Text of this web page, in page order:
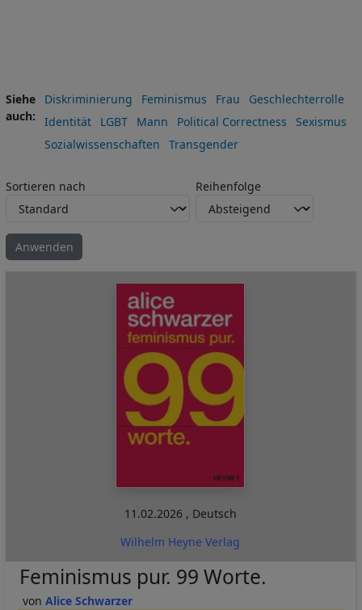
Siehe
auch
Diskriminierung Feminismus Frau
Geschlechterrolle
Identität
LGBT Mann Political Correctness
Sexismus
Sozialwissenschaften
Transgender
Sortieren nach Reihenfolge
11.02.2026 , Deutsch
Wilhelm Heyne Verlag
Alice Schwarzer
Feminismus pur. 99 Worte.